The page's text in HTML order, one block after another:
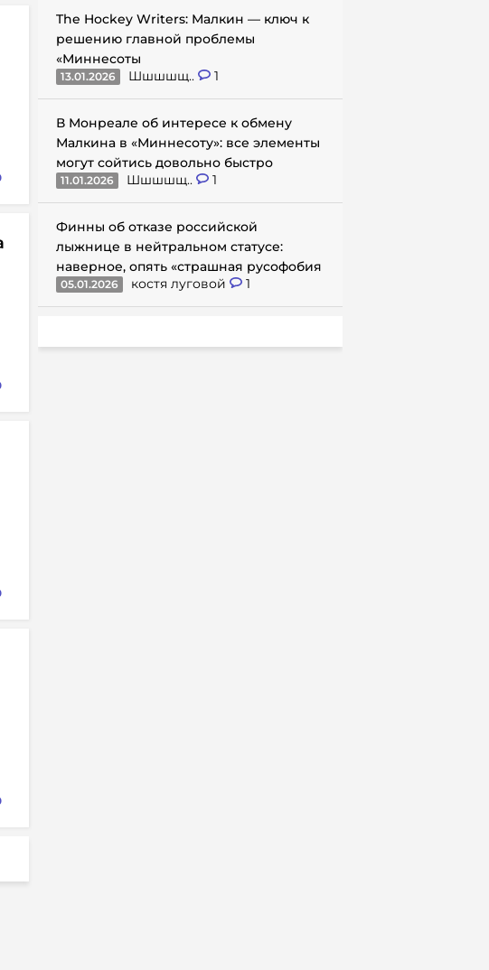
The Hockey Writers: Малкин — ключ к
решению главной проблемы
«Миннесоты
13.01.2026 Шшшшщ.. 1
В Монреале об интересе к обмену
Малкина в «Миннесоту»: все элементы
могут сойтись довольно быстро
11.01.2026 Шшшшщ.. 1
Финны об отказе российской
лыжнице в нейтральном статусе:
наверное, опять «страшная русофобия
05.01.2026 костя луговой 1